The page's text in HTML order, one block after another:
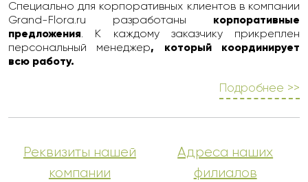
Специально для корпоративных клиентов в компании
Grand-Flora.ru разработаны корпоративные
предложения. К каждому заказчику прикреплен
персональный менеджер, который координирует
всю работу.
Подробнее >>
Реквизиты нашей
компании
Адреса наших
филиалов